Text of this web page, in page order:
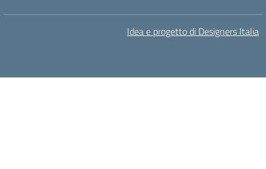
Idea e progetto di Designers Italia